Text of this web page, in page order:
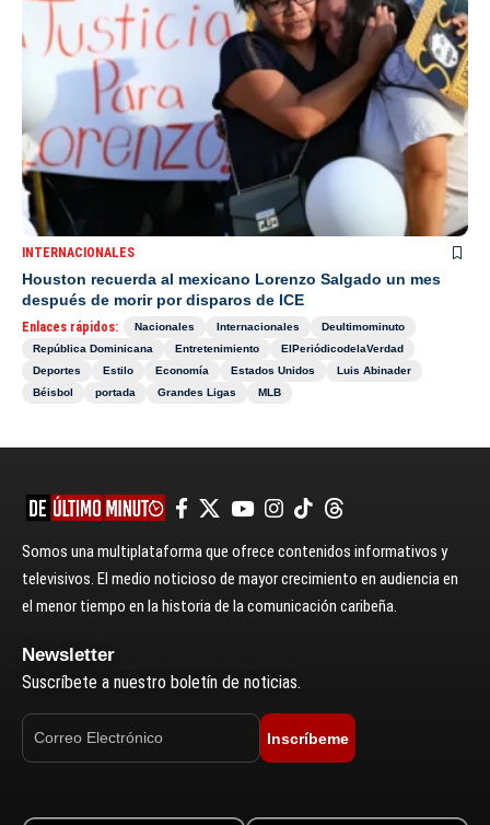
INTERNACIONALES
Houston recuerda al mexicano Lorenzo Salgado un mes
después de morir por disparos de ICE
Enlaces rápidos: Nacionales Internacionales
Deultimominuto
República Dominicana
Entretenimiento
ElPeriódicodelaVerdad
Deportes
Estilo Economía Estados Unidos
Luis Abinader
Béisbol
portada Grandes Ligas MLB
Somos una multiplataforma que ofrece contenidos informativos y
televisivos. El medio noticioso de mayor crecimiento en audiencia en
el menor tiempo en la historia de la comunicación caribeña.
Newsletter
Suscríbete a nuestro boletín de noticias.
Inscríbeme